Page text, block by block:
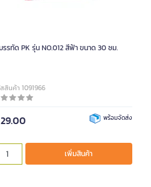
รรทัด PK รุ่น NO.012 สีฟ้า ขนาด 30 ซม.
สินค้า 1091966
พร้อมจัดส่ง
เพิ่มสินค้า